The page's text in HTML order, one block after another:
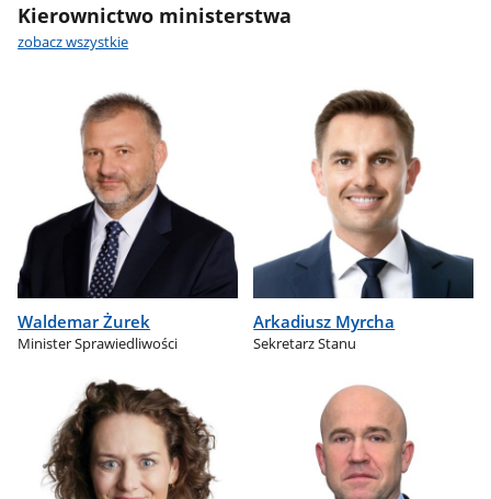
Kierownictwo ministerstwa
zobacz wszystkie
Waldemar Żurek
Minister Sprawiedliwości
Arkadiusz Myrcha
Sekretarz Stanu